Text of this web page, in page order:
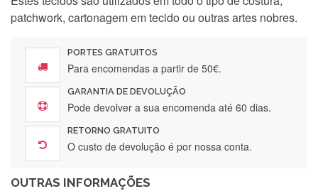
patchwork, cartonagem em tecido ou outras artes nobres.
PORTES GRATUITOS
Para encomendas a partir de 50€.
GARANTIA DE DEVOLUÇÃO
Pode devolver a sua encomenda até 60 dias.
RETORNO GRATUITO
O custo de devolução é por nossa conta.
OUTRAS INFORMAÇÕES